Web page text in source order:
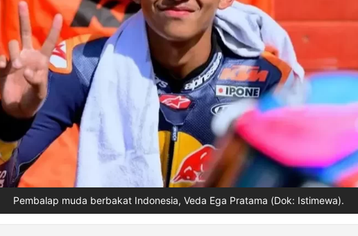
Pembalap muda berbakat Indonesia, Veda Ega Pratama (Dok: Istimewa).